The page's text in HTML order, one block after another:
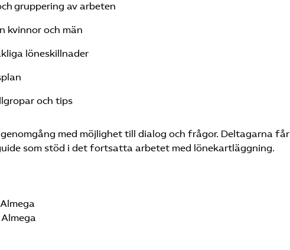
gruppering av arbeten
kvinnor och män
löneskillnader
och tips
med möjlighet till dialog och frågor. Deltagarna får
som stöd i det fortsatta arbetet med lönekartläggning.